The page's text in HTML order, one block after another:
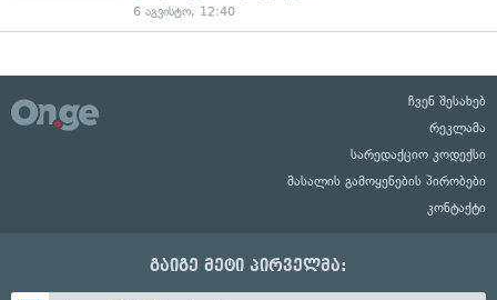
6 აგვისტო, 12:40
ჩვენ შესახებ
რეკლამა
სარედაქციო კოდექსი
მასალის გამოყენების პირობები
კონტაქტი
გაიგე მეტი პირველმა: